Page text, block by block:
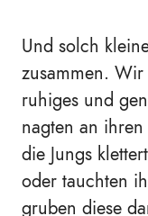
Und solch
zusammen.
ruhiges und
nagten an
die Jungs
oder tauchten
gruben diese